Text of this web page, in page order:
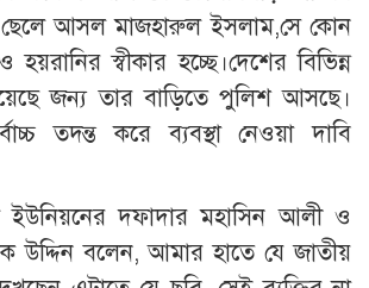
আসল মাজহারুল ইসলাম,সে কোন
স্বীকার হচ্ছে।দেশের বিভিন্ন
জন্য তার বাড়িতে পুলিশ আসছে।
তদন্ত করে ব্যবস্থা নেওয়া দাবি
ইউনিয়নের দফাদার মহাসিন আলী ও
উদ্দিন বলেন, আমার হাতে যে জাতীয়